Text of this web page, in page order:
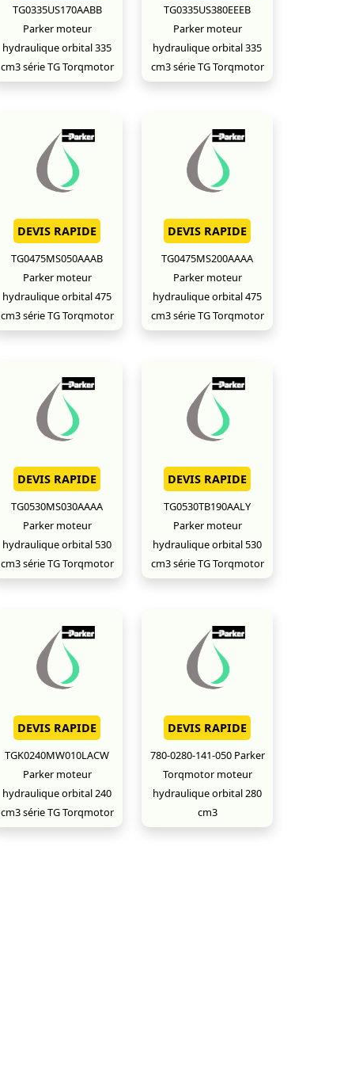
TG0335US170AABB
Parker moteur
hydraulique orbital 335
cm3 série TG Torqmotor
TG0335US380EEEB
Parker moteur
hydraulique orbital 335
cm3 série TG Torqmotor
DEVIS RAPIDE
TG0475MS050AAAB
Parker moteur
hydraulique orbital 475
cm3 série TG Torqmotor
DEVIS RAPIDE
TG0475MS200AAAA
Parker moteur
hydraulique orbital 475
cm3 série TG Torqmotor
DEVIS RAPIDE
TG0530MS030AAAA
Parker moteur
hydraulique orbital 530
cm3 série TG Torqmotor
DEVIS RAPIDE
TG0530TB190AALY
Parker moteur
hydraulique orbital 530
cm3 série TG Torqmotor
DEVIS RAPIDE
TGK0240MW010LACW
Parker moteur
hydraulique orbital 240
cm3 série TG Torqmotor
DEVIS RAPIDE
780-0280-141-050 Parker
Torqmotor moteur
hydraulique orbital 280
cm3